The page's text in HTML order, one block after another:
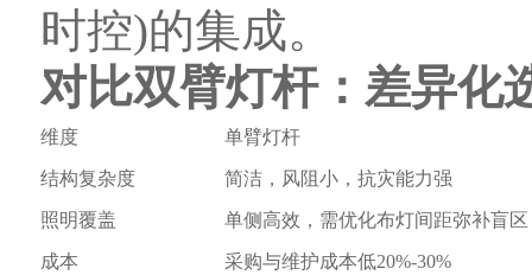
时控)的集成。
对比双臂灯杆：差异化
维度 单臂灯杆
结构复杂度 简洁，风阻小，抗灾能力强
照明覆盖 单侧高效，需优化布灯间距弥补盲区
成本 采购与维护成本低20%-30%